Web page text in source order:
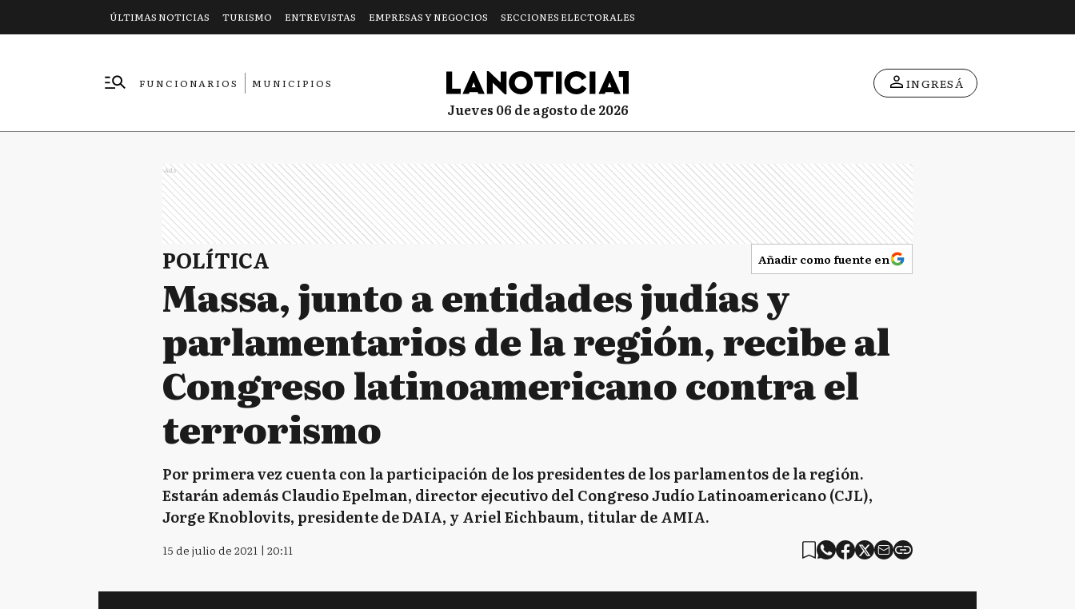
ÚLTIMAS NOTICIAS TURISMO ENTREVISTAS EMPRESAS Y NEGOCIOS SECCIONES ELECTORALES
FUNCIONARIOS
MUNICIPIOS
jueves 06 de agosto de 2026
INGRESÁ
Ads
POLÍTICA Añadir como fuente en
Massa, junto a entidades judías y
parlamentarios de la región, recibe al
Congreso latinoamericano contra el
terrorismo
Por primera vez cuenta con la participación de los presidentes de los parlamentos de la región.
Estarán además Claudio Epelman, director ejecutivo del Congreso Judío Latinoamericano (CJL),
Jorge Knoblovits, presidente de DAIA, y Ariel Eichbaum, titular de AMIA.
15 de julio de 2021 | 20:11